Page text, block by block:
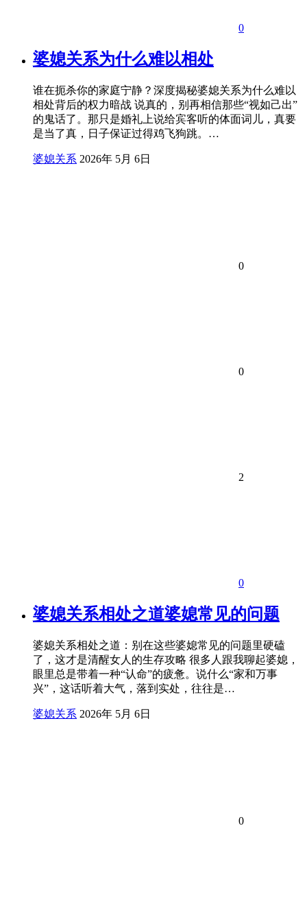
0
婆媳关系为什么难以相处
谁在扼杀你的家庭宁静？深度揭秘婆媳关系为什么难以
相处背后的权力暗战 说真的，别再相信那些“视如己出”
的鬼话了。那只是婚礼上说给宾客听的体面词儿，真要
是当了真，日子保证过得鸡飞狗跳。…
婆媳关系 2026年 5月 6日
0
0
2
0
婆媳关系相处之道婆媳常见的问题
婆媳关系相处之道：别在这些婆媳常见的问题里硬磕
了，这才是清醒女人的生存攻略 很多人跟我聊起婆媳，
眼里总是带着一种“认命”的疲惫。说什么“家和万事
兴”，这话听着大气，落到实处，往往是…
婆媳关系 2026年 5月 6日
0